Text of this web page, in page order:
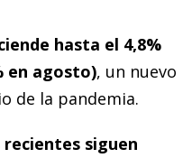
hasta el 4,8%
en agosto), un nuevo
de la pandemia.
siguen